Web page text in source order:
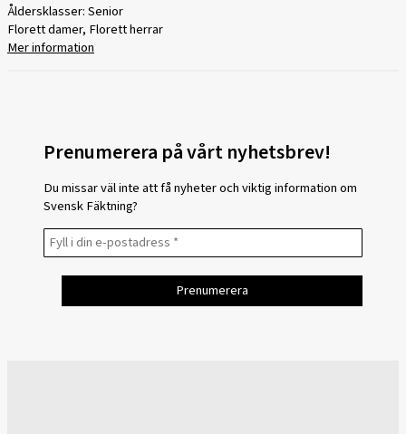
Åldersklasser: Senior
Florett damer, Florett herrar
Mer information
Prenumerera på vårt nyhetsbrev!
Du missar väl inte att få nyheter och viktig information om
Svensk Fäktning?